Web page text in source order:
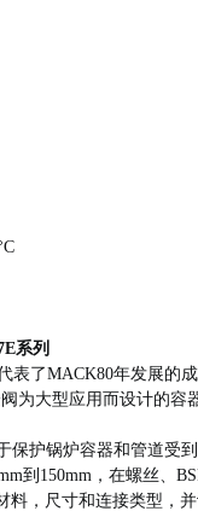
系列
表了MACK80年发展的
为大型应用而设计的容
保护锅炉容器和管道受
到150mm，在螺丝、
料，尺寸和连接类型，